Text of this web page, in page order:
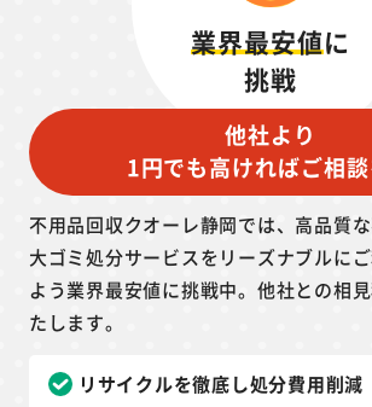
業界最安値に
挑戦
他社より
1円でも高ければご相談
不用品回収クオーレ静岡では、高品質
大ゴミ処分サービスをリーズナブルに
よう業界最安値に挑戦中。他社との相
たします。
リサイクルを徹底し処分費用削減